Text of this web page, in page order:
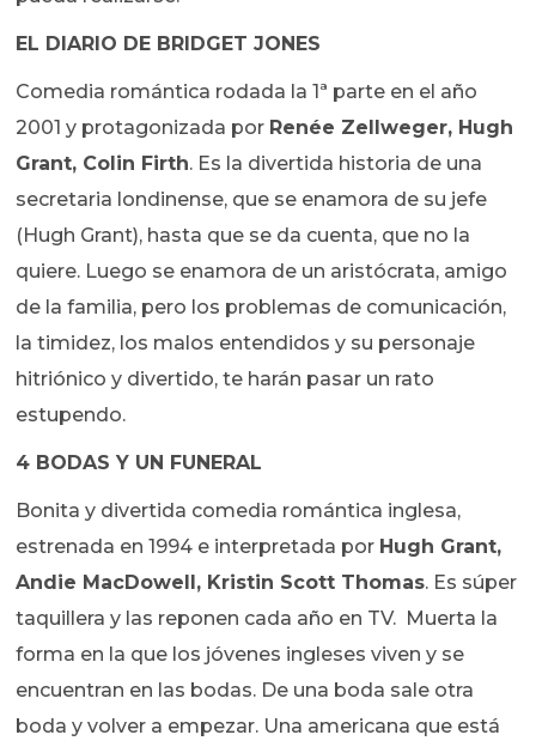
EL DIARIO DE BRIDGET JONES
Comedia romántica rodada la 1ª parte en el año
2001 y protagonizada por Renée Zellweger, Hugh
Grant, Colin Firth. Es la divertida historia de una
secretaria londinense, que se enamora de su jefe
(Hugh Grant), hasta que se da cuenta, que no la
quiere. Luego se enamora de un aristócrata, amigo
de la familia, pero los problemas de comunicación,
la timidez, los malos entendidos y su personaje
hitriónico y divertido, te harán pasar un rato
estupendo.
4 BODAS Y UN FUNERAL
Bonita y divertida comedia romántica inglesa,
estrenada en 1994 e interpretada por Hugh Grant,
Andie MacDowell, Kristin Scott Thomas. Es súper
taquillera y las reponen cada año en TV. Muerta la
forma en la que los jóvenes ingleses viven y se
encuentran en las bodas. De una boda sale otra
boda y volver a empezar. Una americana que está